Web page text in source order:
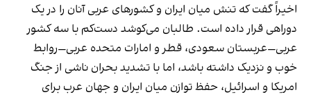
اخیراً گفت که تنش میان ایران و کشورهای عربی آنان را در یک
دوراهی قرار داده است. طالبان می‌کوشد دست‌کم با سه کشور
عربی—عربستان سعودی، قطر و امارات متحده عربی—روابط
خوب و نزدیک داشته باشد، اما با تشدید بحران ناشی از جنگ
امریکا و اسرائیل، حفظ توازن میان ایران و جهان عرب برای